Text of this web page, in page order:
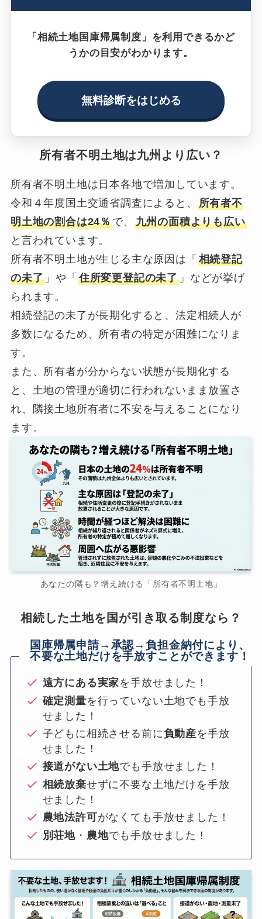
「相続土地国庫帰属制度」を利用できるかど
うかの目安がわかります。
無料診断をはじめる
所有者不明土地は九州より広い？
所有者不明土地は日本各地で増加しています。
令和４年度国土交通省調査によると、 所有者不
明土地の割合は24％で、 九州の面積よりも広い
と言われています。
所有者不明土地が生じる主な原因は「 相続登記
の未了 」や「 住所変更登記の未了 」などが挙げ
られます。
相続登記の未了が長期化すると、法定相続人が
多数になるため、所有者の特定が困難になりま
す。
また、所有者が分からない状態が長期化する
と、土地の管理が適切に行われないまま放置さ
れ、隣接土地所有者に不安を与えることになり
ます。
あなたの隣も？増え続ける「所有者不明土地」
相続した土地を国が引き取る制度なら？
国庫帰属申請→承認→負担金納付により、
不要な土地だけを手放すことができます！
遠方にある実家を手放せました！
確定測量を行っていない土地でも手放
せました！
子どもに相続させる前に負動産を手放
せました！
接道がない土地でも手放せました！
相続放棄せずに不要な土地だけを手放
せました！
農地法許可がなくても手放せました！
別荘地 ・ 農地でも手放せました！